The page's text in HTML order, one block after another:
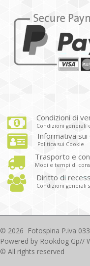
Condizioni di
Condizioni generali
Informativa sui
Politica sui Cookie
Trasporto e
Modi e tempi di
Diritto di
Condizioni generali
© 2026 Fotospina P.iva
Powered by Rookdog Gp//
© All rights reserved